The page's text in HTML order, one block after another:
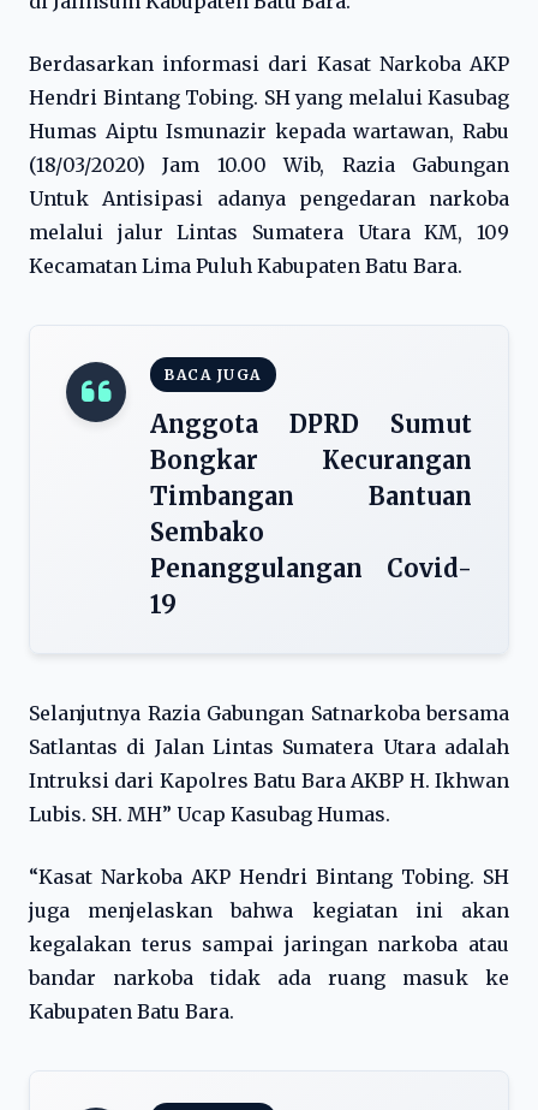
Berdasarkan informasi dari Kasat Narkoba AKP
Hendri Bintang Tobing. SH yang melalui Kasubag
Humas Aiptu Ismunazir kepada wartawan, Rabu
(18/03/2020) Jam 10.00 Wib, Razia Gabungan
Untuk Antisipasi adanya pengedaran narkoba
melalui jalur Lintas Sumatera Utara KM, 109
Kecamatan Lima Puluh Kabupaten Batu Bara.
BACA JUGA
Anggota DPRD Sumut
Bongkar Kecurangan
Timbangan Bantuan
Sembako
Penanggulangan Covid-
19
Selanjutnya Razia Gabungan Satnarkoba bersama
Satlantas di Jalan Lintas Sumatera Utara adalah
Intruksi dari Kapolres Batu Bara AKBP H. Ikhwan
Lubis. SH. MH” Ucap Kasubag Humas.
“Kasat Narkoba AKP Hendri Bintang Tobing. SH
juga menjelaskan bahwa kegiatan ini akan
kegalakan terus sampai jaringan narkoba atau
bandar narkoba tidak ada ruang masuk ke
Kabupaten Batu Bara.